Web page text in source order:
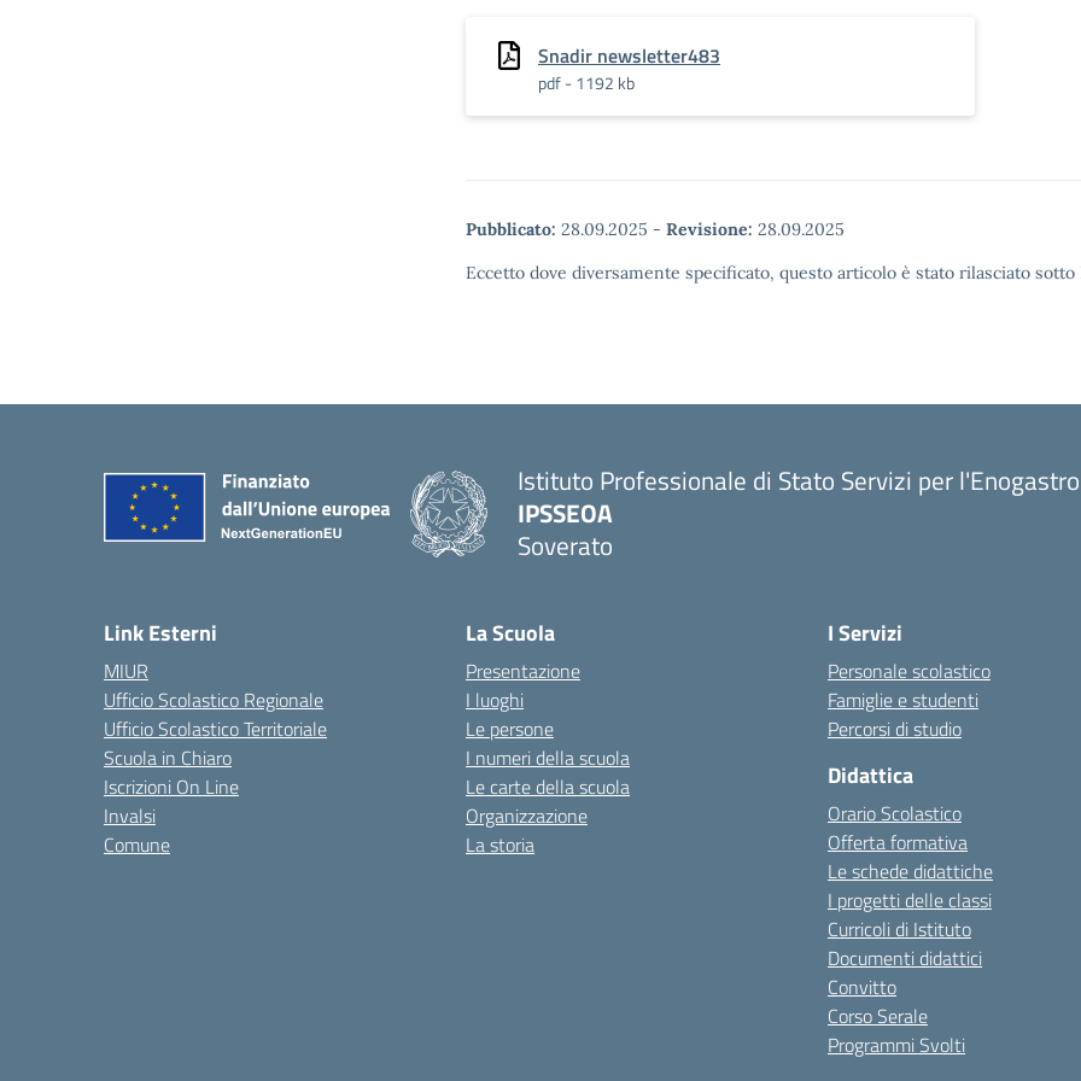
Snadir newsletter483
pdf - 1192 kb
Pubblicato: 28.09.2025 - Revisione: 28.09.2025
Eccetto dove diversamente specificato, questo articolo è stato rilasciato
Istituto Professionale di Stato Servizi per
IPSSEOA
Soverato
Link Esterni
MIUR
Ufficio Scolastico Regionale
Ufficio Scolastico Territoriale
Scuola in Chiaro
Iscrizioni On Line
Invalsi
Comune
La Scuola
Presentazione
I luoghi
Le persone
I numeri della scuola
Le carte della scuola
Organizzazione
La storia
I Servizi
Personale scolastico
Famiglie e studenti
Percorsi di studio
Didattica
Orario Scolastico
Offerta formativa
Le schede didattiche
I progetti delle classi
Curricoli di Istituto
Documenti didattici
Convitto
Corso Serale
Programmi Svolti